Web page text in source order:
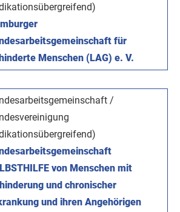
für
Menschen (LAG) e. V.
/
von Menschen mit
und chronischer
und ihren Angehörigen